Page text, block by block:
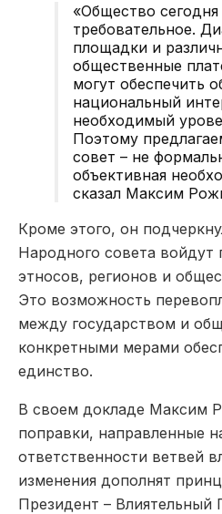
«Общество сегодня
требовательное. Д
площадки и
общественные
могут обеспечить
национальный
необходимый
Поэтому
совет – не
объективная
сказал Максим
Кроме этого, он
Народного совета войдут
этносов, регионов и
Это возможность
между государством и
конкретными мерами
единство.
В своем докладе Максим
поправки, направленные
ответственности ветвей
изменения дополнят
Президент – Влиятельный